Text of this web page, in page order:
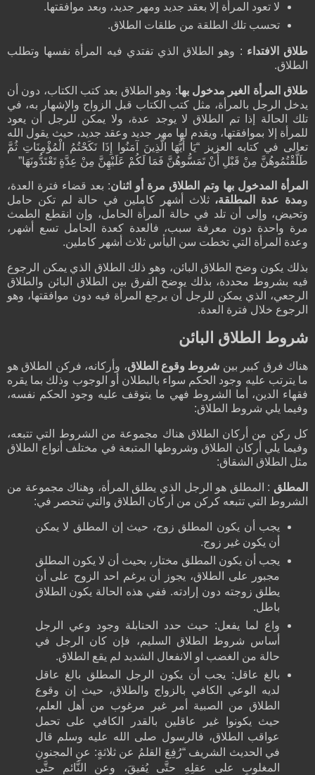
لا تعود المرأة إلا بعقد جديد ومهر جديد، وبعد موافقتها.
تحسب تلك الطلقة من طلقات الطلاق.
طلاق الافتداء : وهو الطلاق الذي تفتدي فيه المرأة نفسها وتطلب
الطلاق.
طلاق المرأة الغير مدخول بها: وهو الطلاق بعد كتب الكتاب، دون أن
يدخل الرجل بالمرأة، مثل كتب الكتاب قبل الزواج والإشهار به، في
تلك الحالة إذا تم الطلاق لا يوجد عدة، ولا يمكن للرجل أن يعود
للمرأة إلا بموافقتها، ويقدم لها مهر جديد وعقد جديد، حيث يقول الله
تعالى في كتابه العزيز “يَا أَيُّهَا الَّذِينَ آمَنُوا إِذَا نَكَحْتُمُ الْمُؤْمِنَاتِ ثُمَّ
طَلَّقْتُمُوهُنَّ مِنْ قَبْلِ أَنْ تَمَسُّوهُنَّ فَمَا لَكُمْ عَلَيْهِنَّ مِنْ عِدَّةٍ تَعْتَدُّونَهَا”
المرأة المدخول بها وتم الطلاق مرة أو اثنان: بعد قضاء فترة العدة،
ومدة عدة المطلقة،ثلاث أشهر كاملين في حالة لم تكن حامل
وتحيض، وإلى أن تلد في حالة المرأة الحامل، وإن انقطع الطمث
مرة واحدة دون معرفة سبب، فالعدة كعدة الحامل تسع أشهر،
وعدة المرأة التي تخطت سن اليأس ثلاث أشهر كاملين.
بذلك يكون وضح الطلاق البائن، وهو ذلك الطلاق الذي يمكن الرجوع
فيه بشروط محددة، بذلك يوضح الفرق بين الطلاق البائن والطلاق
الرجعي، الذي يمكن للرجل أن يرجع المرأة فيه دون موافقتها، وهو
الرجوع خلال فترة العدة.
شروط الطلاق البائن
هناك فرق كبير بين شروط وقوع الطلاق، وأركانه، فركن الطلاق هو
ما يترتب عليه وجود الحكم سواء بالبطلان أو الوجوب وذلك بما يقره
فقهاء الدين، أما الشروط فهي ما يتوقف عليه وجود الحكم نفسه،
وفيما يلي شروط الطلاق:
كل ركن من أركان الطلاق هناك مجموعة من الشروط التي تتبعه،
وفيما يلي أركان الطلاق وشروطها المتبعة في مختلف أنواع الطلاق
مثل الطلاق الشقاق:
المطلق : المطلق هو الرجل الذي يطلق المرأة، وهناك مجموعة من
الشروط التي تتبعه كركن من أركان الطلاق والتي تنحصر في:
يجب أن يكون المطلق زوج، حيث إن المطلق لا يمكن
أن يكون غير زوج.
يجب أن يكون المطلق مختار، بحيث أن لا يكون المطلق
مجبور على الطلاق، يجوز أن يرغم احد الزوج على أن
يطلق زوجته دون إرادته. ففي هذه الحالة يكون الطلاق
باطل.
واع لما يفعل: حيث حدد الحنابلة وجود وعي الرجل
أساس شروط الطلاق السليم، فإن كان الرجل في
حالة من الغضب او الانفعال الشديد لم يقع الطلاق.
بالغ عاقل: يجب أن يكون الرجل المطلق بالغ عاقل
لديه الوعي الكافي بالزواج والطلاق، حيث إن وقوع
الطلاق من الصبية أمر غير مرغوب من أهل العلم،
حيث يكونوا غير عاقلين بالقدر الكافي على تحمل
عواقب الطلاق، فالرسول صلى الله عليه وسلم قال
في الحديث الشريف “رُفِعَ القلمُ عن ثلاثةٍ: عنِ المجنونِ
المغلوبِ على عقلِهِ حتَّى يُفيقَ، وعنِ النَّائمِ حتَّى